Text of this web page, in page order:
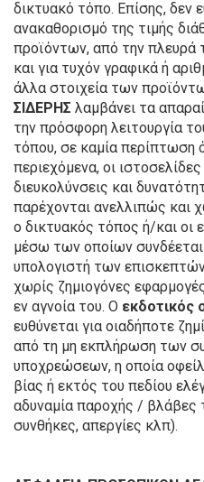
δικτυακό τόπο. Επίσης, δεν
ανακαθορισμό της τιμής
προϊόντων, από την
και για τυχόν γραφικά ή
άλλα στοιχεία των
ΣΙΔΕΡΗΣ λαμβάνει τα
την πρόσφορη λειτουργία
τόπου, σε καμία περίπτωση
περιεχόμενα, οι ιστοσελίδες
διευκολύνσεις και
παρέχονται ανελλιπώς και
ο δικτυακός τόπος ή/και οι
μέσω των οποίων
υπολογιστή των
χωρίς ζημιογόνες
εν αγνοία του. Ο εκδοτικός
ευθύνεται για οιαδήποτε
από τη μη εκπλήρωση των
υποχρεώσεων, η οποία
βίας ή εκτός του πεδίου
αδυναμία παροχής / βλάβες
συνθήκες, απεργίες κλπ).